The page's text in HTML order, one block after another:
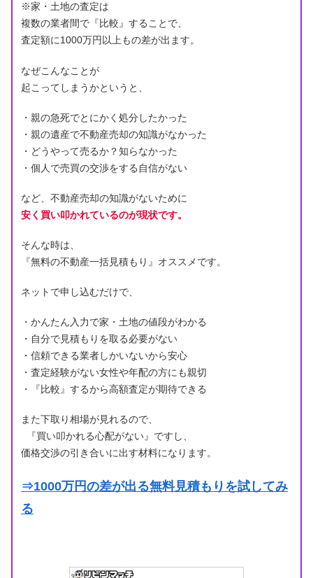
※家・土地の査定は
複数の業者間で『比較』することで、
査定額に1000万円以上もの差が出ます。
なぜこんなことが
起こってしまうかというと、
・親の急死でとにかく処分したかった
・親の遺産で不動産売却の知識がなかった
・どうやって売るか？知らなかった
・個人で売買の交渉をする自信がない
など、不動産売却の知識がないために
安く買い叩かれているのが現状です。
そんな時は、
『無料の不動産一括見積もり』オススメです。
ネットで申し込むだけで、
・かんたん入力で家・土地の値段がわかる
・自分で見積もりを取る必要がない
・信頼できる業者しかいないから安心
・査定経験がない女性や年配の方にも親切
・『比較』するから高額査定が期待できる
また下取り相場が見れるので、
『買い叩かれる心配がない』ですし、
価格交渉の引き合いに出す材料になります。
⇒1000万円の差が出る無料見積もりを試してみ
る